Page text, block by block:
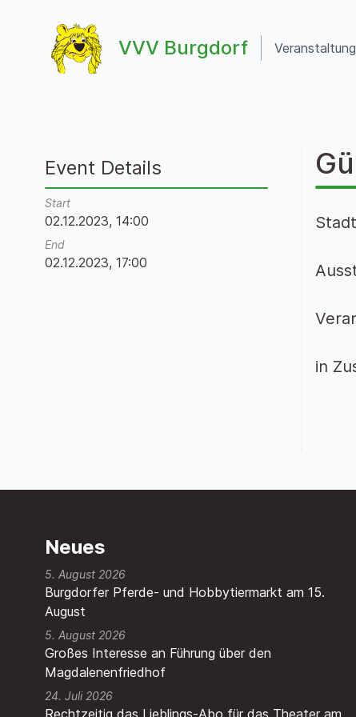
VVV Burgdorf
VVV Burgdorf
in
Event Details
Start
02.12.2023, 14:00
End
02.12.2023, 17:00
Neues
Burgdorfer Pferde- und Hobbytiermarkt am 15.
August
5. August 2026
Großes Interesse an Führung über den
Magdalenenfriedhof
5. August 2026
Rechtzeitig das Lieblings-Abo für das Theater am
24. Juli 2026